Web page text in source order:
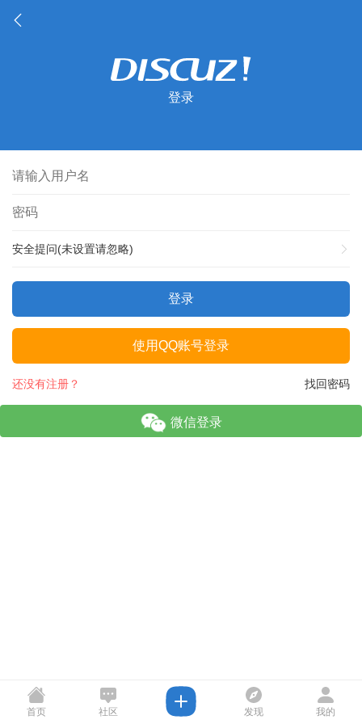
登录
安全提问(未设置请忽略)
登录
使用QQ账号登录
找回密码
还没有注册？
微信登录
首页 社区 发现 我的